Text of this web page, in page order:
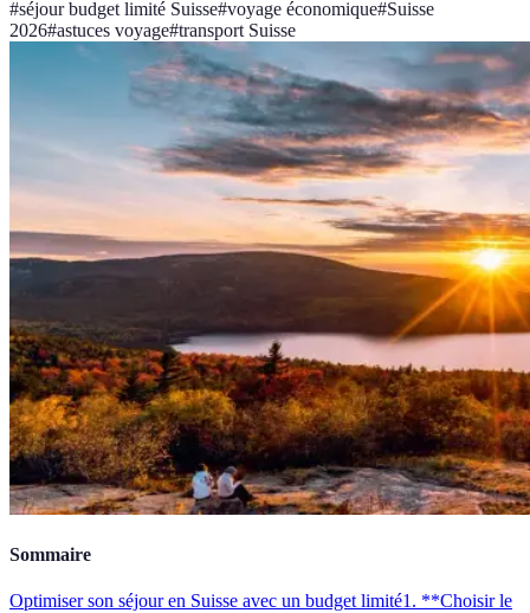
#séjour budget limité Suisse#voyage économique#Suisse
2026#astuces voyage#transport Suisse
Sommaire
Optimiser son séjour en Suisse avec un budget limité1. **Choisir le